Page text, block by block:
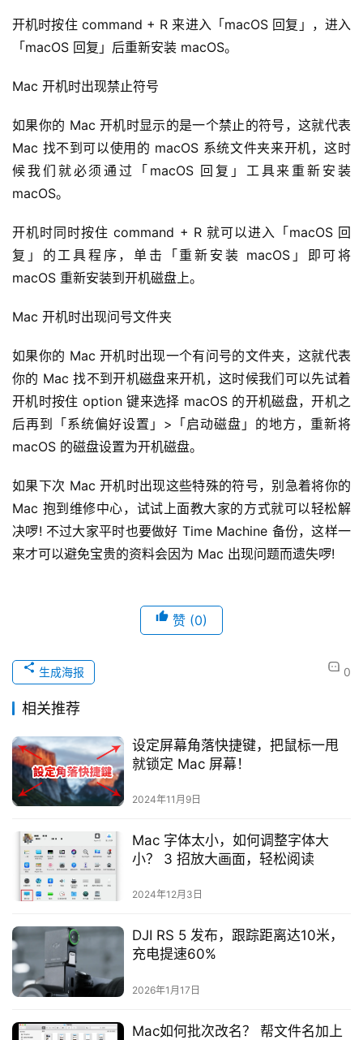
开机时按住 command + R 来进入「macOS 回复」，进入
「macOS 回复」后重新安装 macOS。
Mac 开机时出现禁止符号
如果你的 Mac 开机时显示的是一个禁止的符号，这就代表
Mac 找不到可以使用的 macOS 系统文件夹来开机，这时
候我们就必须通过「macOS 回复」工具来重新安装
macOS。
开机时同时按住 command + R 就可以进入「macOS 回
复」的工具程序，单击「重新安装 macOS」即可将
macOS 重新安装到开机磁盘上。
Mac 开机时出现问号文件夹
如果你的 Mac 开机时出现一个有问号的文件夹，这就代表
你的 Mac 找不到开机磁盘来开机，这时候我们可以先试着
开机时按住 option 键来选择 macOS 的开机磁盘，开机之
后再到「系统偏好设置」>「启动磁盘」的地方，重新将
macOS 的磁盘设置为开机磁盘。
如果下次 Mac 开机时出现这些特殊的符号，别急着将你的
Mac 抱到维修中心，试试上面教大家的方式就可以轻松解
决啰! 不过大家平时也要做好 Time Machine 备份，这样一
来才可以避免宝贵的资料会因为 Mac 出现问题而遗失啰!
赞 (0)
0
生成海报
相关推荐
设定屏幕角落快捷键，把鼠标一甩
就锁定 Mac 屏幕！
2024年11月9日
Mac 字体太小，如何调整字体大
小？ 3 招放大画面，轻松阅读
2024年12月3日
DJI RS 5 发布，跟踪距离达10米，
充电提速60%
2026年1月17日
Mac如何批次改名？ 帮文件名加上